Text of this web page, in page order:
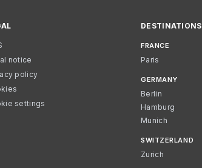
notice
policy
settings
DESTINATIONS
FRANCE
Paris
GERMANY
Berlin
Hamburg
Munich
SWITZERLAND
Zurich